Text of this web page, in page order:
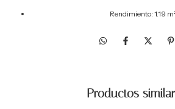
Rendimiento: 1.19
Productos